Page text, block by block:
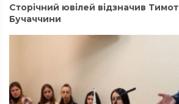
Сторічний ювілей відзначив
Бучаччини